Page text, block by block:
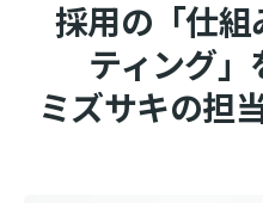
採用の「仕
ティング
ミズサキの担